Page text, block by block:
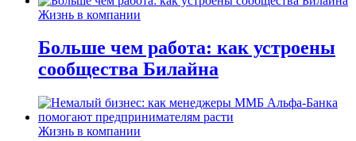
Жизнь в компании
Больше чем работа: как устроены
сообщества Билайна
Жизнь в компании